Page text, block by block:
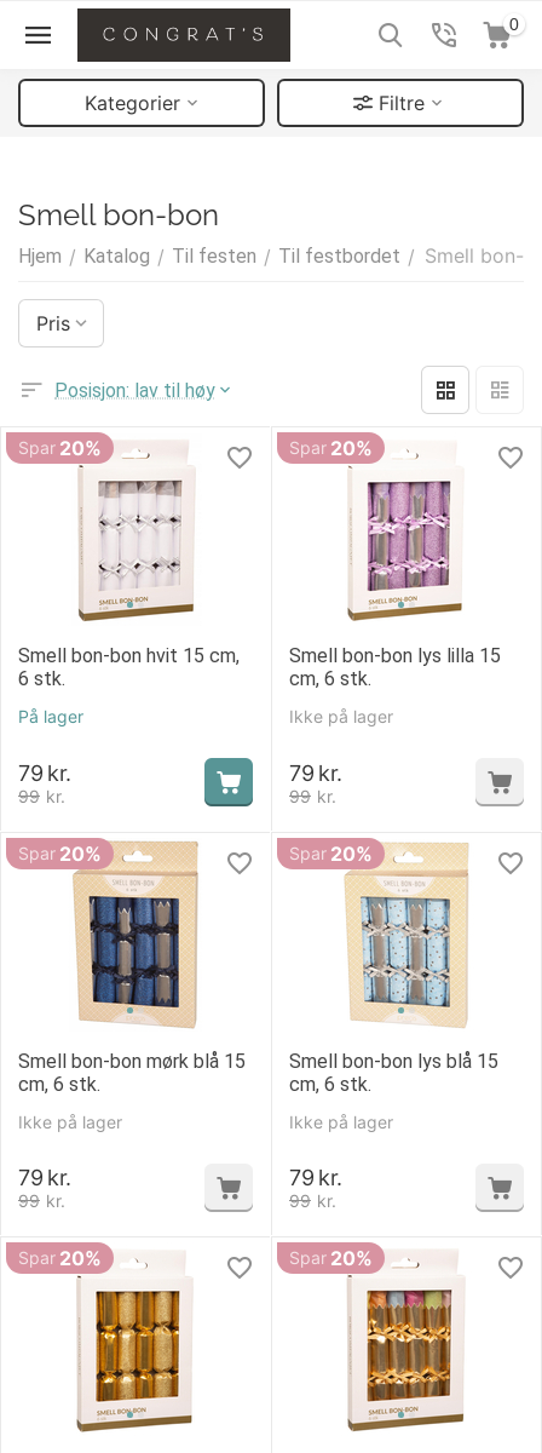
0
Kategorier Filtre
Smell bon-bon
Hjem / Katalog / Til festen / Til festbordet / Smell bon-
Pris
Posisjon: lav til høy
Spar 20%
Smell bon-bon hvit 15 cm,
6 stk.
På lager
99 kr.
79 kr.
Spar 20%
Smell bon-bon lys lilla 15
cm, 6 stk.
Ikke på lager
99 kr.
79 kr.
Spar 20%
Smell bon-bon mørk blå 15
cm, 6 stk.
Ikke på lager
99 kr.
79 kr.
Spar 20%
Smell bon-bon lys blå 15
cm, 6 stk.
Ikke på lager
99 kr.
79 kr.
Spar 20% Spar 20%